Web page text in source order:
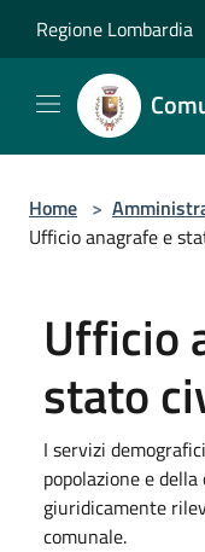
Regione Lombardia
Home >
Ufficio anagrafe e
Ufficio
stato
I servizi
popolazione e
giuridicamente
comunale.